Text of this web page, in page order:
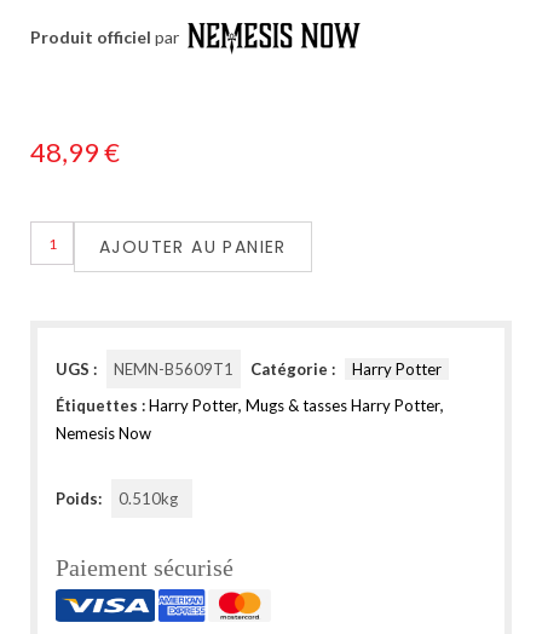
Produit officiel par
48,99€
AJOUTER AU PANIER
UGS : NEMN-B5609T1 Catégorie :
Harry Potter
Étiquettes :Harry Potter, Mugs & tasses Harry Potter,
Nemesis Now
Poids: 0.510kg
Paiement sécurisé